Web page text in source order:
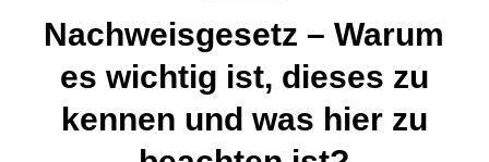
Nachweisgesetz – Warum
es wichtig ist, dieses zu
kennen und was hier zu